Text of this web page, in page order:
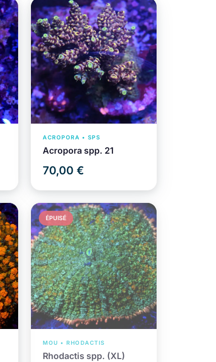
ACROPORA • SPS
Acropora spp. 21
70,00 €
ÉPUISÉ
MOU • RHODACTIS
Rhodactis spp. (XL)